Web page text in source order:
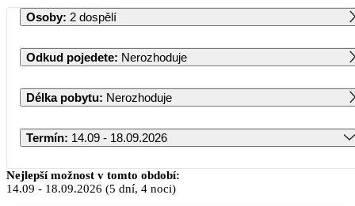
Osoby: 2 dospělí
Odkud pojedete: Nerozhoduje
Délka pobytu: Nerozhoduje
Termín: 14.09 - 18.09.2026
Září 2026
Nejlepší možnost v tomto období:
14.09 - 18.09.2026 (5 dní, 4 noci)